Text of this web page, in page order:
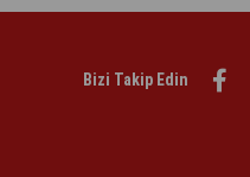
Bizi Takip Edin